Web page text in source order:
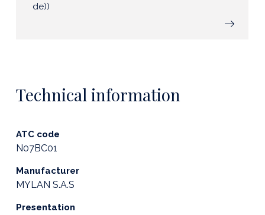
de))
Technical information
ATC code
N07BC01
Manufacturer
MYLAN S.A.S
Presentation